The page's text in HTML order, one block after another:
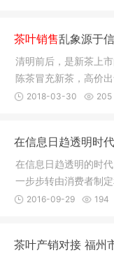
茶叶销售乱象源于
清明前后，是新茶上
陈茶冒充新茶，高价
商还通过
2018-03-30 205
在信息日趋透明时
在信息日趋透明的时
一步步转由消费者制
重视这一
2016-09-29 194
茶叶产销对接 福州